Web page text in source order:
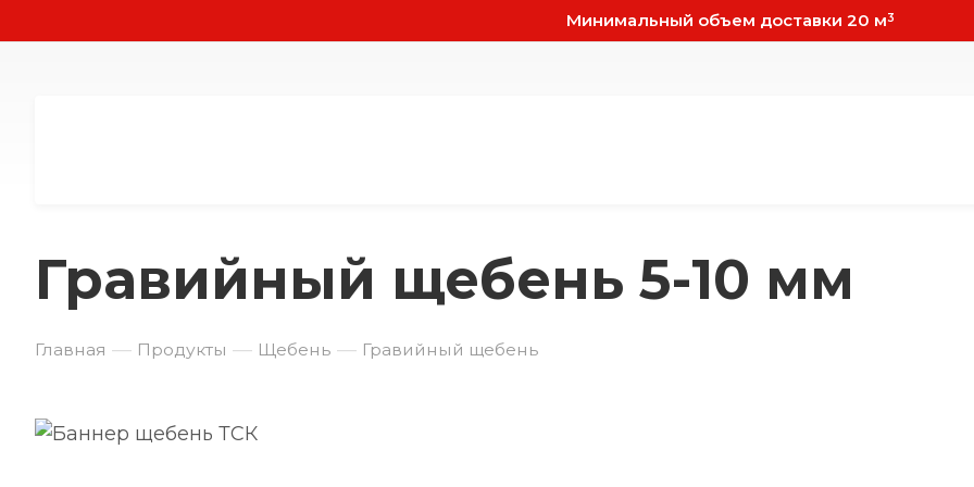
Минимальный объем доставки 20 м3
Гравийный щебень 5-10 мм
Главная — Продукты — Щебень — Гравийный щебень